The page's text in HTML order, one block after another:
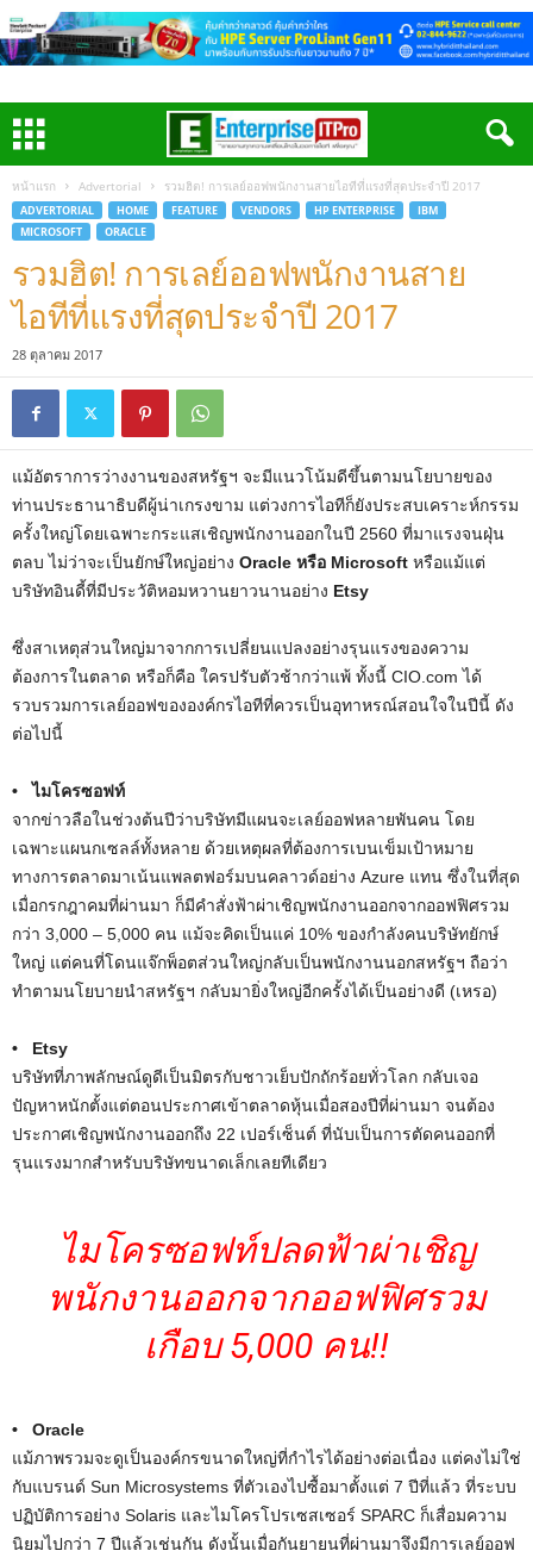
หน้าแรก Advertorial รวมฮิต! การเลย์ออฟพนักงานสายไอทีที่แรงที่สุดประจำปี 2017
ADVERTORIAL HOME FEATURE VENDORS HP ENTERPRISE
IBM
MICROSOFT
ORACLE
รวมฮิต! การเลย์ออฟพนักงานสาย
ไอทีที่แรงที่สุดประจำปี 2017
28 ตุลาคม 2017
แม้อัตราการว่างงานของสหรัฐฯ จะมีแนวโน้มดีขึ้นตามนโยบายของ
ท่านประธานาธิบดีผู้น่าเกรงขาม แต่วงการไอทีก็ยังประสบเคราะห์กรรม
ครั้งใหญ่โดยเฉพาะกระแสเชิญพนักงานออกในปี 2560 ที่มาแรงจนฝุ่น
ตลบ ไม่ว่าจะเป็นยักษ์ใหญ่อย่าง Oracle หรือ Microsoft หรือแม้แต่
บริษัทอินดี้ที่มีประวัติหอมหวานยาวนานอย่าง Etsy
ซึ่งสาเหตุส่วนใหญ่มาจากการเปลี่ยนแปลงอย่างรุนแรงของความ
ต้องการในตลาด หรือก็คือ ใครปรับตัวช้ากว่าแพ้ ทั้งนี้ CIO.com ได้
รวบรวมการเลย์ออฟขององค์กรไอทีที่ควรเป็นอุทาหรณ์สอนใจในปีนี้ ดัง
ต่อไปนี้
• ไมโครซอฟท์
จากข่าวลือในช่วงต้นปีว่าบริษัทมีแผนจะเลย์ออฟหลายพันคน โดย
เฉพาะแผนกเซลล์ทั้งหลาย ด้วยเหตุผลที่ต้องการเบนเข็มเป้าหมาย
ทางการตลาดมาเน้นแพลตฟอร์มบนคลาวด์อย่าง Azure แทน ซึ่งในที่สุด
เมื่อกรกฎาคมที่ผ่านมา ก็มีคำสั่งฟ้าผ่าเชิญพนักงานออกจากออฟฟิศรวม
กว่า 3,000 – 5,000 คน แม้จะคิดเป็นแค่ 10% ของกำลังคนบริษัทยักษ์
ใหญ่ แต่คนที่โดนแจ๊กพ็อตส่วนใหญ่กลับเป็นพนักงานนอกสหรัฐฯ ถือว่า
ทำตามนโยบายนำสหรัฐฯ กลับมายิ่งใหญ่อีกครั้งได้เป็นอย่างดี (เหรอ)
• Etsy
บริษัทที่ภาพลักษณ์ดูดีเป็นมิตรกับชาวเย็บปักถักร้อยทั่วโลก กลับเจอ
ปัญหาหนักตั้งแต่ตอนประกาศเข้าตลาดหุ้นเมื่อสองปีที่ผ่านมา จนต้อง
ประกาศเชิญพนักงานออกถึง 22 เปอร์เซ็นต์ ที่นับเป็นการตัดคนออกที่
รุนแรงมากสำหรับบริษัทขนาดเล็กเลยทีเดียว
ไมโครซอฟท์ปลดฟ้าผ่าเชิญ
พนักงานออกจากออฟฟิศรวม
เกือบ 5,000 คน!!
• Oracle
แม้ภาพรวมจะดูเป็นองค์กรขนาดใหญ่ที่กำไรได้อย่างต่อเนื่อง แต่คงไม่ใช่
กับแบรนด์ Sun Microsystems ที่ตัวเองไปซื้อมาตั้งแต่ 7 ปีที่แล้ว ที่ระบบ
ปฏิบัติการอย่าง Solaris และไมโครโปรเซสเซอร์ SPARC ก็เสื่อมความ
นิยมไปกว่า 7 ปีแล้วเช่นกัน ดังนั้นเมื่อกันยายนที่ผ่านมาจึงมีการเลย์ออฟ